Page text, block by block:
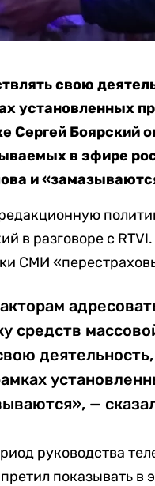
свою
установленных
Сергей Боярский
в эфире
и
в разговоре с
СМИ
средств
—
руководства
показывать в